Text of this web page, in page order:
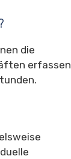
die
erfassen